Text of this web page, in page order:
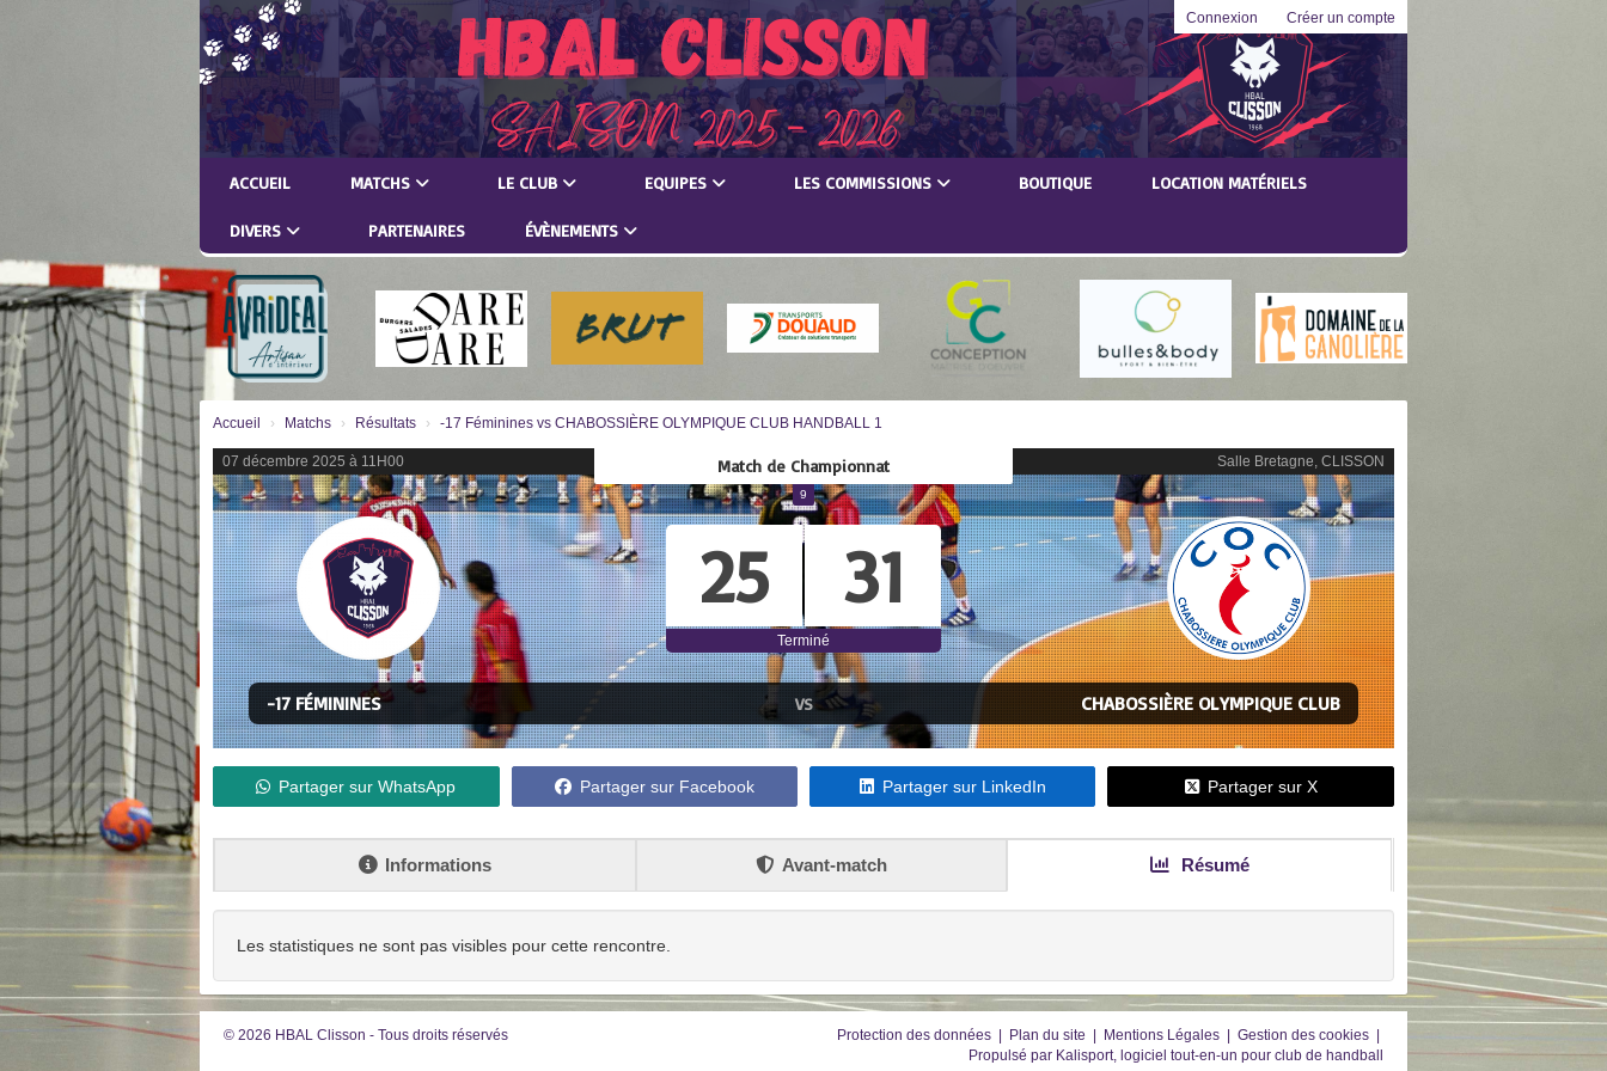
Connexion Créer un compte
ACCUEIL MATCHS LE CLUB EQUIPES LES COMMISSIONS BOUTIQUE LOCATION MATÉRIELS
DIVERS PARTENAIRES ÉVÈNEMENTS
Accueil Matchs Résultats -17 Féminines vs CHABOSSIÈRE OLYMPIQUE CLUB HANDBALL 1
07 décembre 2025 à 11H00 Salle Bretagne, CLISSON
Match de Championnat
9
25 31
Terminé
-17 FÉMININES VS
CHABOSSIÈRE OLYMPIQUE CLUB
HANDBALL 1
Partager sur WhatsApp Partager sur Facebook Partager sur LinkedIn Partager sur X
Informations Avant-match Résumé
Les statistiques ne sont pas visibles pour cette rencontre.
© 2026 HBAL Clisson - Tous droits réservés Protection des données Plan du site Mentions Légales Gestion des cookies
Propulsé par Kalisport, logiciel tout-en-un pour club de handball
Panneau de gestion des cookies